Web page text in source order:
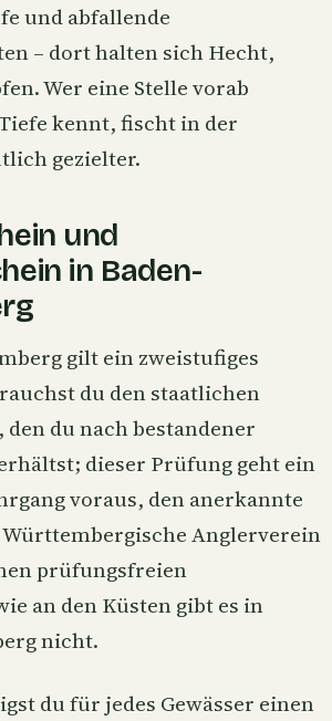
und abfallende
– dort halten sich Hecht,
Wer eine Stelle vorab
kennt, fischt in der
gezielter.
und
in Baden-
gilt ein zweistufiges
du den staatlichen
, den du nach bestandener
dieser Prüfung geht ein
voraus, den anerkannte
Anglerverein
prüfungsfreien
an den Küsten gibt es in
nicht.
du für jedes Gewässer einen